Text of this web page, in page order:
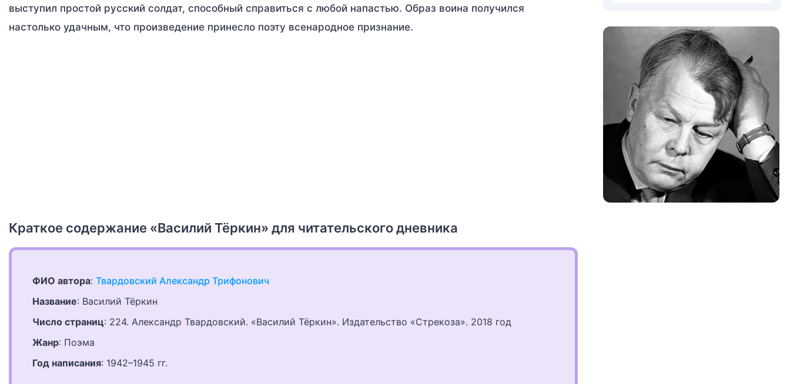
выступил простой русский солдат, способный справиться с любой напастью. Образ воина получился
настолько удачным, что произведение принесло поэту всенародное признание.
Краткое содержание «Василий Тёркин» для читательского дневника
ФИО автора: Твардовский Александр Трифонович
Название: Василий Тёркин
Число страниц: 224. Александр Твардовский. «Василий Тёркин». Издательство «Стрекоза». 2018 год
Жанр: Поэма
Год написания: 1942–1945 гг.